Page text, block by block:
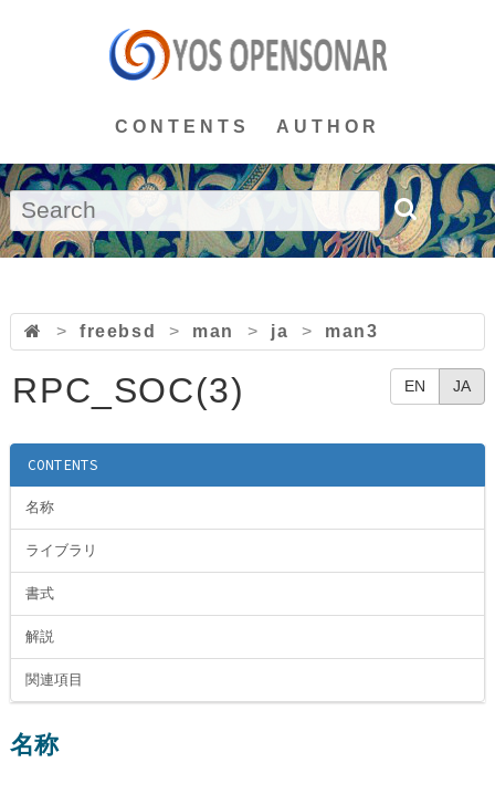
CONTENTS AUTHOR
> freebsd > man > ja > man3
EN JA
RPC_SOC(3)
CONTENTS
名称
ライブラリ
書式
解説
関連項目
名称